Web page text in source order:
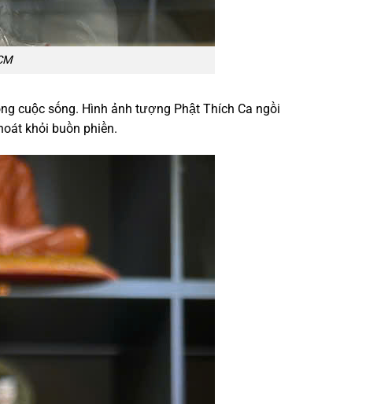
cuộc sống. Hình ảnh tượng Phật Thích Ca ngồi
khỏi buồn phiền.